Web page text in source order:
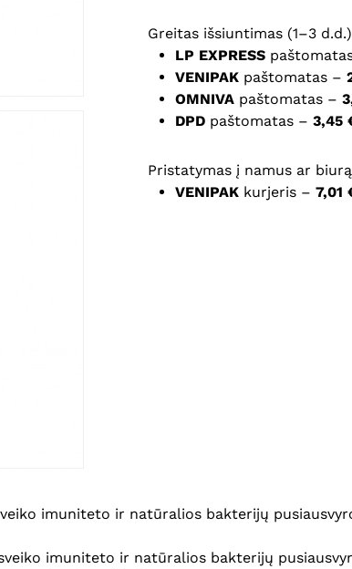
Greitas išsiuntimas (1–3
LP EXPRESS
VENIPAK paštomatas –
OMNIVA paštomatas –
DPD paštomatas – 3,45
Pristatymas į namus ar
VENIPAK kurjeris – 7,01
imuniteto ir natūralios bakterijų
imuniteto ir natūralios bakterijų
Noriu savo interneto
puslapį, kad jų
komentarą.